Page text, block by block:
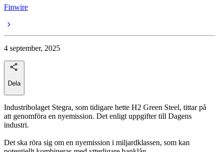
Finwire
4 september, 2025
Dela
Industribolaget Stegra, som tidigare hette H2 Green Steel, tittar på
att genomföra en nyemission. Det enligt uppgifter till Dagens
industri.
Det ska röra sig om en nyemission i miljardklassen, som kan